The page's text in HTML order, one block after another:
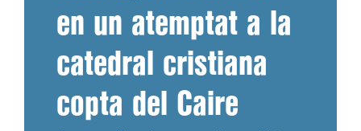
en un atemptat a la
catedral cristiana
copta del Caire